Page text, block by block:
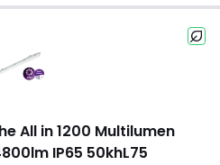
All in 1200 Multilumen
IP65 50khL75